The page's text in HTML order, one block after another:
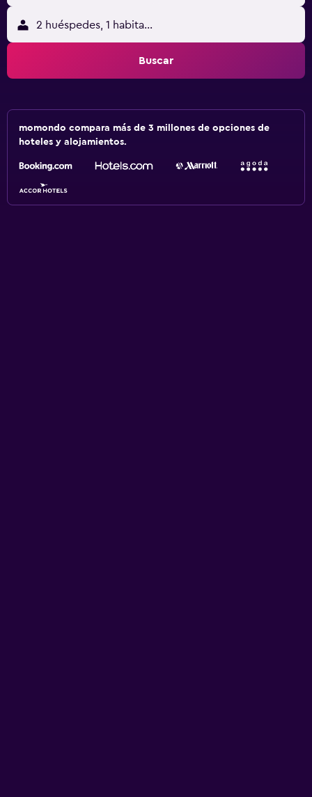
2 huéspedes, 1 habitación
Buscar
momondo compara más de 3 millones de opciones de
hoteles y alojamientos.